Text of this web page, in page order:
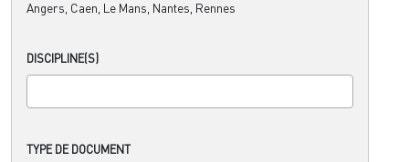
Angers, Caen, Le Mans, Nantes, Rennes
DISCIPLINE(S)
TYPE DE DOCUMENT